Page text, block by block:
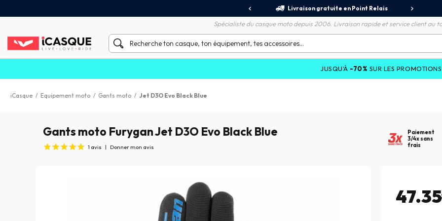
Livraison gratuite en Point Relais
Spécialiste du casque moto depuis 2006. Livraison rapide et service client au
-70%SUR LES PROMOTIONS ET JUSQU'À
iCasque / Equipement moto / Gants moto / Jet D3O Evo Black Blue
Gants moto Furygan Jet D3O Evo Black Blue
1 avis | Donner mon avis
Paiement
3/4x sans
frais